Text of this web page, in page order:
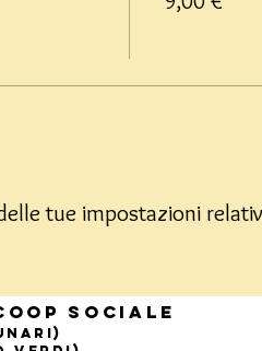
tue impostazioni
sociale